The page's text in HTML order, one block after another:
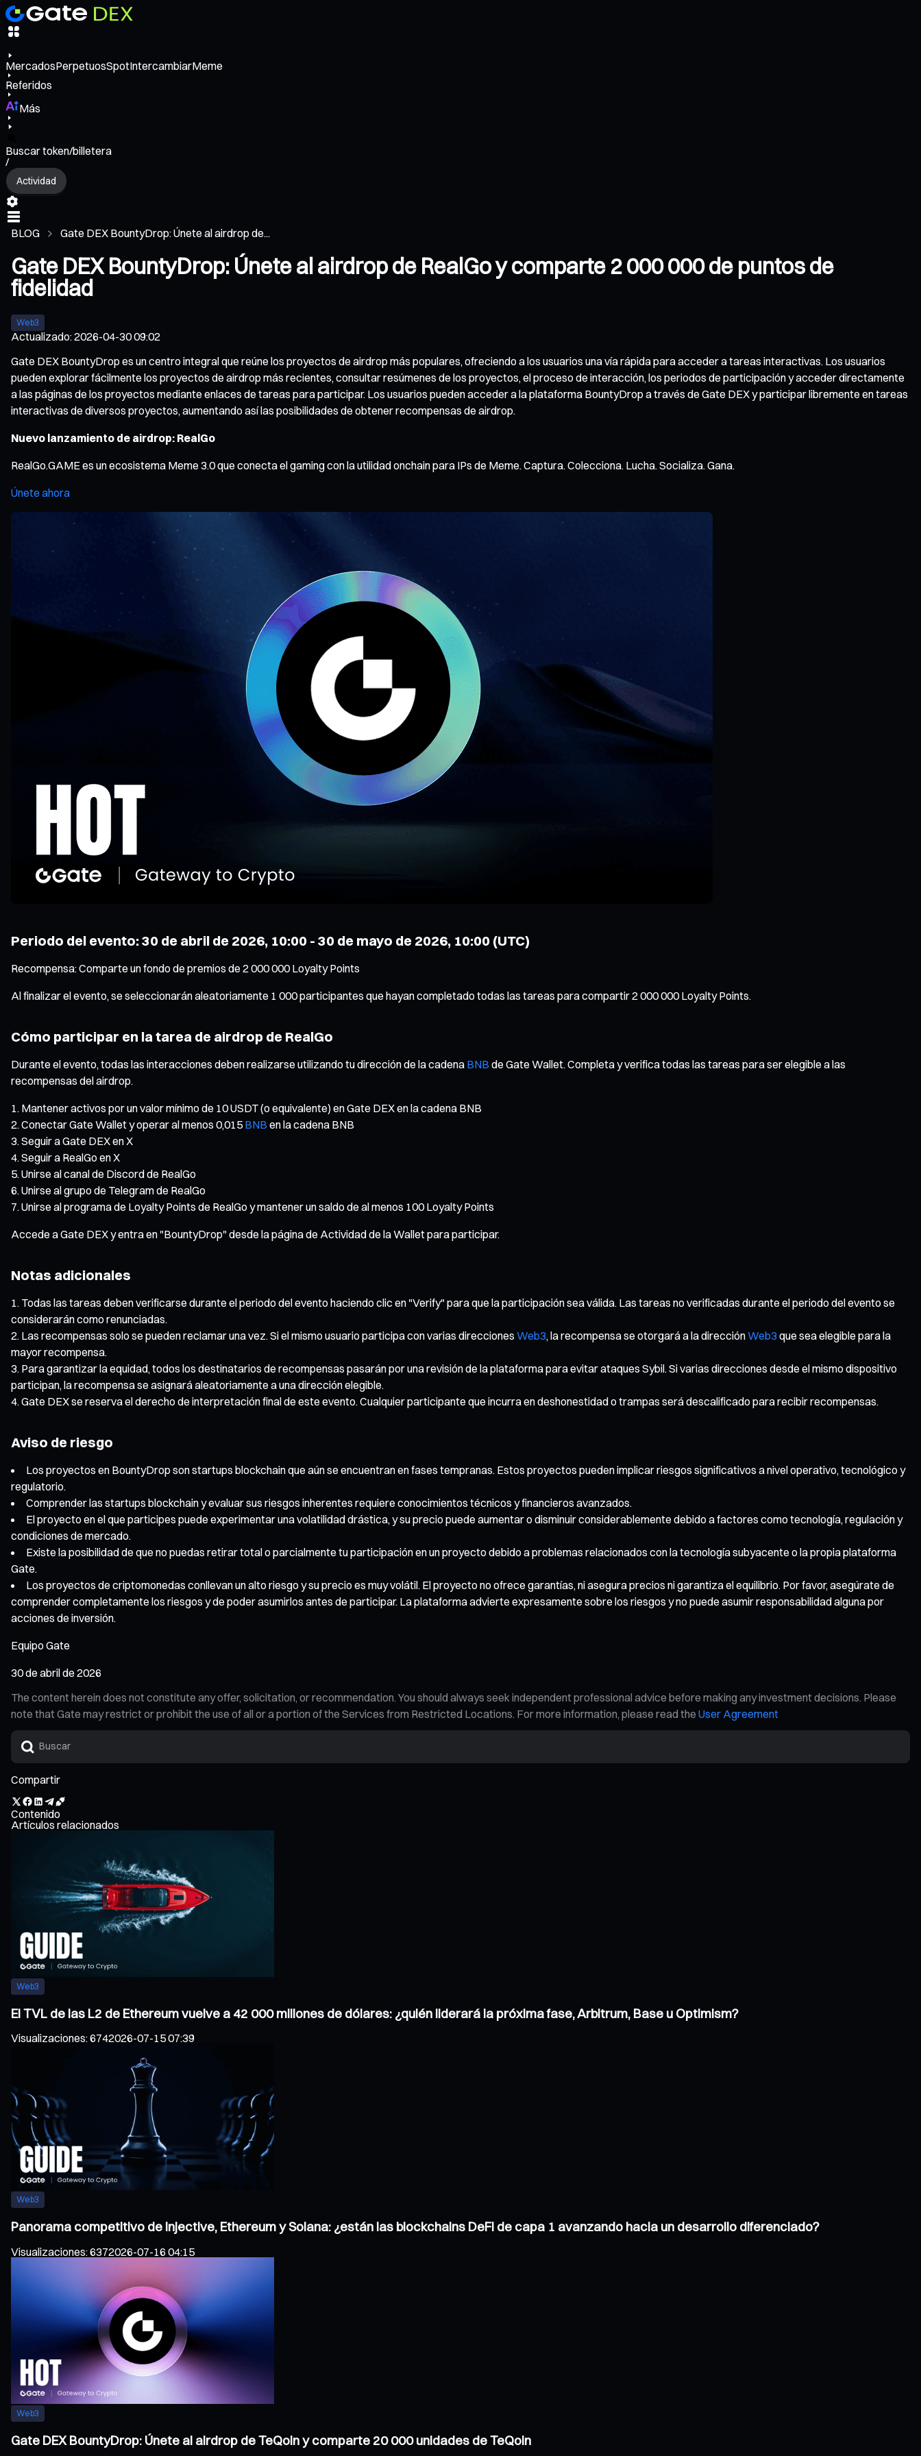
MercadosPerpetuosSpotIntercambiarMeme
Referidos
Más
Buscar token/billetera
/
Actividad
BLOG Gate DEX BountyDrop: Únete al airdrop de...
Gate DEX BountyDrop: Únete al airdrop de RealGo y comparte 2 000 000 de puntos de
fidelidad
Web3
Actualizado:2026-04-30 09:02
Gate DEX BountyDrop es un centro integral que reúne los proyectos de airdrop más populares, ofreciendo a los usuarios una vía rápida para acceder a tareas interactivas. Los usuarios
pueden explorar fácilmente los proyectos de airdrop más recientes, consultar resúmenes de los proyectos, el proceso de interacción, los periodos de participación y acceder directamente
a las páginas de los proyectos mediante enlaces de tareas para participar. Los usuarios pueden acceder a la plataforma BountyDrop a través de Gate DEX y participar libremente en tareas
interactivas de diversos proyectos, aumentando así las posibilidades de obtener recompensas de airdrop.
Nuevo lanzamiento de airdrop: RealGo
RealGo.GAME es un ecosistema Meme 3.0 que conecta el gaming con la utilidad onchain para IPs de Meme. Captura. Colecciona. Lucha. Socializa. Gana.
Únete ahora
Periodo del evento: 30 de abril de 2026, 10:00 - 30 de mayo de 2026, 10:00 (UTC)
Recompensa: Comparte un fondo de premios de 2 000 000 Loyalty Points
Al finalizar el evento, se seleccionarán aleatoriamente 1 000 participantes que hayan completado todas las tareas para compartir 2 000 000 Loyalty Points.
Cómo participar en la tarea de airdrop de RealGo
Durante el evento, todas las interacciones deben realizarse utilizando tu dirección de la cadena BNB de Gate Wallet. Completa y verifica todas las tareas para ser elegible a las
recompensas del airdrop.
Mantener activos por un valor mínimo de 10 USDT (o equivalente) en Gate DEX en la cadena BNB
Conectar Gate Wallet y operar al menos 0,015 BNB en la cadena BNB
Seguir a Gate DEX en X
Seguir a RealGo en X
Unirse al canal de Discord de RealGo
Unirse al grupo de Telegram de RealGo
Unirse al programa de Loyalty Points de RealGo y mantener un saldo de al menos 100 Loyalty Points
Accede a Gate DEX y entra en "BountyDrop" desde la página de Actividad de la Wallet para participar.
Notas adicionales
Todas las tareas deben verificarse durante el periodo del evento haciendo clic en "Verify" para que la participación sea válida. Las tareas no verificadas durante el periodo del evento se
considerarán como renunciadas.
Las recompensas solo se pueden reclamar una vez. Si el mismo usuario participa con varias direcciones Web3, la recompensa se otorgará a la direcciónWeb3 que sea elegible para la
mayor recompensa.
Para garantizar la equidad, todos los destinatarios de recompensas pasarán por una revisión de la plataforma para evitar ataques Sybil. Si varias direcciones desde el mismo dispositivo
participan, la recompensa se asignará aleatoriamente a una dirección elegible.
Gate DEX se reserva el derecho de interpretación final de este evento. Cualquier participante que incurra en deshonestidad o trampas será descalificado para recibir recompensas.
Aviso de riesgo
Los proyectos en BountyDrop son startups blockchain que aún se encuentran en fases tempranas. Estos proyectos pueden implicar riesgos significativos a nivel operativo, tecnológico y
regulatorio.
Comprender las startups blockchain y evaluar sus riesgos inherentes requiere conocimientos técnicos y financieros avanzados.
El proyecto en el que participes puede experimentar una volatilidad drástica, y su precio puede aumentar o disminuir considerablemente debido a factores como tecnología, regulación y
condiciones de mercado.
Existe la posibilidad de que no puedas retirar total o parcialmente tu participación en un proyecto debido a problemas relacionados con la tecnología subyacente o la propia plataforma
Gate.
Los proyectos de criptomonedas conllevan un alto riesgo y su precio es muy volátil. El proyecto no ofrece garantías, ni asegura precios ni garantiza el equilibrio. Por favor, asegúrate de
comprender completamente los riesgos y de poder asumirlos antes de participar. La plataforma advierte expresamente sobre los riesgos y no puede asumir responsabilidad alguna por
acciones de inversión.
Equipo Gate
30 de abril de 2026
The content herein does not constitute any offer, solicitation, or recommendation. You should always seek independent professional advice before making any investment decisions. Please
note that Gate may restrict or prohibit the use of all or a portion of the Services from Restricted Locations. For more information, please read the User Agreement
Compartir
Contenido
Artículos relacionados
Web3
El TVL de las L2 de Ethereum vuelve a 42 000 millones de dólares: ¿quién liderará la próxima fase, Arbitrum, Base u Optimism?
Visualizaciones:6742026-07-15 07:39
Web3
Panorama competitivo de Injective, Ethereum y Solana: ¿están las blockchains DeFi de capa 1 avanzando hacia un desarrollo diferenciado?
Visualizaciones:6372026-07-16 04:15
Web3
Gate DEX BountyDrop: Únete al airdrop de TeQoin y comparte 20 000 unidades de TeQoin